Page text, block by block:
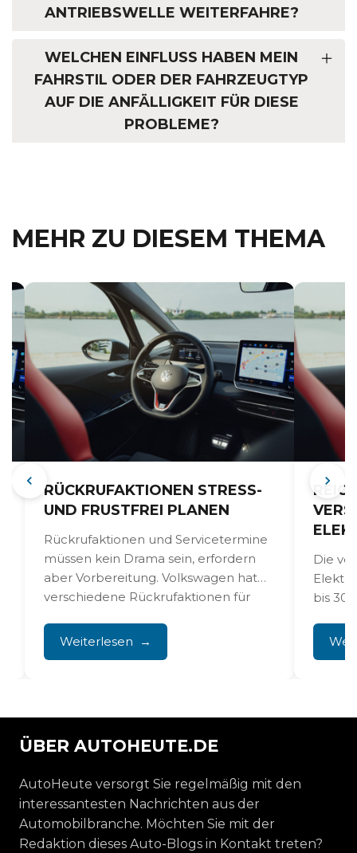
NTRIEBSWELLE WEITERFAHRE?
WELCHEN EINFLUSS HABEN MEIN
FAHRSTIL ODER DER FAHRZEUGTYP
AUF DIE ANFÄLLIGKEIT FÜR DIESE
PROBLEME?
MEHR ZU DIESEM THEMA
RÜCKRUFAKTIONEN STRESS-
UND FRUSTFREI PLANEN
Rückrufaktionen und Servicetermine
müssen kein Drama sein, erfordern
aber Vorbereitung. Volkswagen hat
verschiedene Rückrufaktionen für
Reparaturen gestartet. Besitzer...
Weiterlesen
Die
bis 30
ÜBER AUTOHEUTE.DE
AutoHeute versorgt Sie regelmäßig mit den
interessantesten Nachrichten aus der
Automobilbranche. Möchten Sie mit der
Redaktion dieses Auto-Blogs in Kontakt treten?